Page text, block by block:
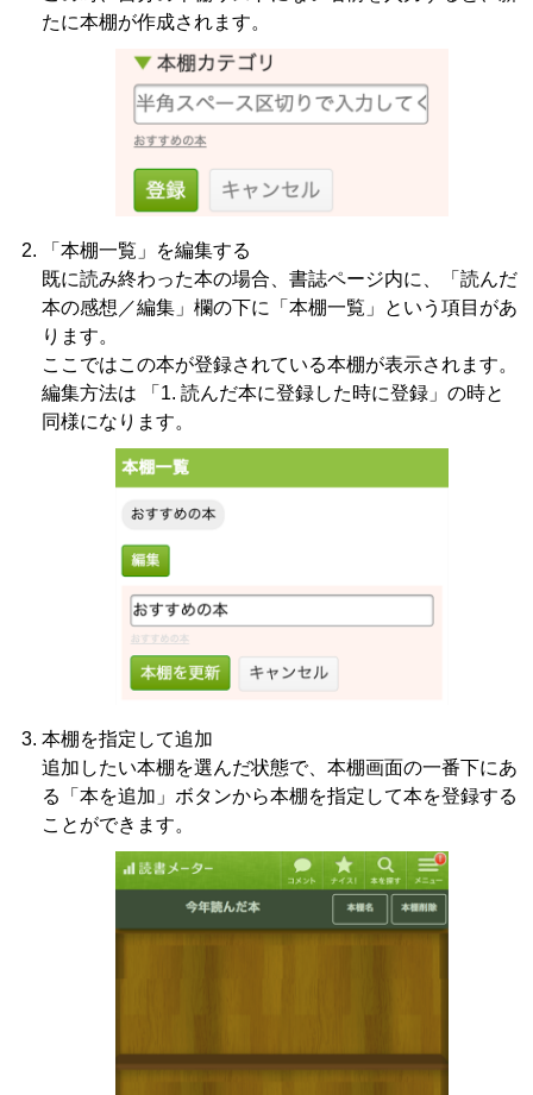
たに本棚が作成されます。
「本棚一覧」を編集する
既に読み終わった本の場合、書誌ページ内に、「読んだ
本の感想／編集」欄の下に「本棚一覧」という項目があ
ります。
ここではこの本が登録されている本棚が表示されます。
編集方法は 「1. 読んだ本に登録した時に登録」の時と
同様になります。
本棚を指定して追加
追加したい本棚を選んだ状態で、本棚画面の一番下にあ
る「本を追加」ボタンから本棚を指定して本を登録する
ことができます。